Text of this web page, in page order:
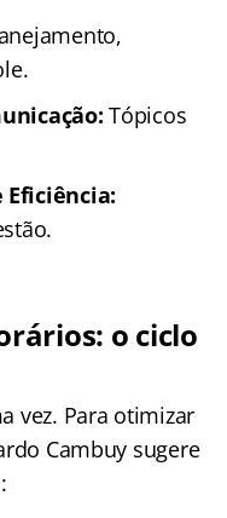
Tópicos
Eficiência:
o ciclo
vez. Para otimizar
Cambuy sugere